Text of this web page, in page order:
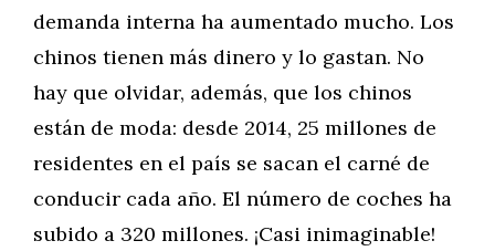
demanda interna ha aumentado mucho. Los
chinos tienen más dinero y lo gastan. No
hay que olvidar, además, que los chinos
están de moda: desde 2014, 25 millones de
residentes en el país se sacan el carné de
conducir cada año. El número de coches ha
subido a 320 millones. ¡Casi inimaginable!